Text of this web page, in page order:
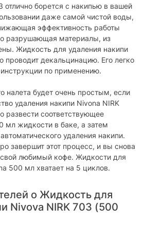
отлично борется с накипью в вашей
даже самой чистой воды,
эффективность работы
разрушающая материалы, из
Жидкость для удаления накипи
проводит декальцинацию. Его легко
по применению.
налета будет очень простым, если
удаления накипи Nivona NIRK
развести соответствующее
мл жидкости в баке, а затем
удаления накипи.
завершит этот процесс, и вы снова
любимый кофе. Жидкости для
500 мл хватает на 5 циклов.
о Жидкость для
Nivova NIRK 703 (500